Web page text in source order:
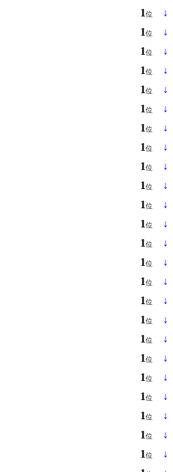
1位 ↓
1位 ↓
1位 ↓
1位 ↓
1位 ↓
1位 ↓
1位 ↓
1位 ↓
1位 ↓
1位 ↓
1位 ↓
1位 ↓
1位 ↓
1位 ↓
1位 ↓
1位 ↓
1位 ↓
1位 ↓
1位 ↓
1位 ↓
1位 ↓
1位 ↓
1位 ↓
1位 ↓